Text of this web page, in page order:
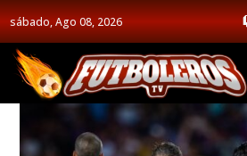
sábado, Ago 08, 2026